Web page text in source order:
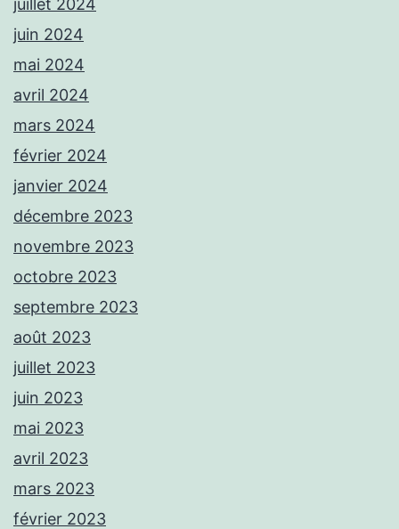
juin 2024
mai 2024
avril 2024
mars 2024
février 2024
janvier 2024
décembre 2023
novembre 2023
octobre 2023
septembre 2023
août 2023
juillet 2023
juin 2023
mai 2023
avril 2023
mars 2023
février 2023